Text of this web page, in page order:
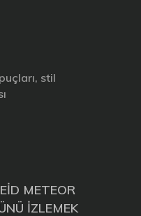
stil
METEOR
İZLEMEK